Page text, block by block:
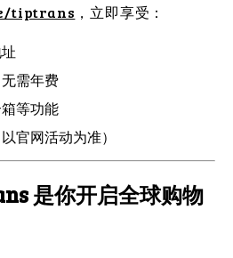
tiptrans ，立即享受：
需年费
等功能
官网活动为准）
是你开启全球购物